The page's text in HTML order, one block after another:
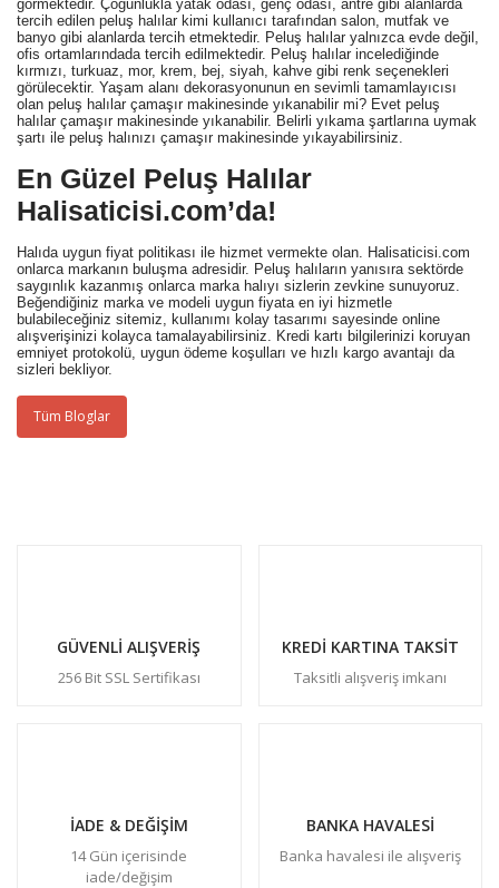
görmektedir. Çoğunlukla yatak odası, genç odası, antre gibi alanlarda
tercih edilen peluş halılar kimi kullanıcı tarafından salon, mutfak ve
banyo gibi alanlarda tercih etmektedir. Peluş halılar yalnızca evde değil,
ofis ortamlarındada tercih edilmektedir. Peluş halılar incelediğinde
kırmızı, turkuaz, mor, krem, bej, siyah, kahve gibi renk seçenekleri
görülecektir. Yaşam alanı dekorasyonunun en sevimli tamamlayıcısı
olan peluş halılar çamaşır makinesinde yıkanabilir mi? Evet peluş
halılar çamaşır makinesinde yıkanabilir. Belirli yıkama şartlarına uymak
şartı ile peluş halınızı çamaşır makinesinde yıkayabilirsiniz.
En Güzel Peluş Halılar
Halisaticisi.com’da!
Halıda uygun fiyat politikası ile hizmet vermekte olan. Halisaticisi.com
onlarca markanın buluşma adresidir. Peluş halıların yanısıra sektörde
saygınlık kazanmış onlarca marka halıyı sizlerin zevkine sunuyoruz.
Beğendiğiniz marka ve modeli uygun fiyata en iyi hizmetle
bulabileceğiniz sitemiz, kullanımı kolay tasarımı sayesinde online
alışverişinizi kolayca tamalayabilirsiniz. Kredi kartı bilgilerinizi koruyan
emniyet protokolü, uygun ödeme koşulları ve hızlı kargo avantajı da
sizleri bekliyor.
Tüm Bloglar
GÜVENLİ ALIŞVERİŞ
256 Bit SSL Sertifikası
KREDİ KARTINA TAKSİT
Taksitli alışveriş imkanı
İADE & DEĞİŞİM
14 Gün içerisinde
iade/değişim
BANKA HAVALESİ
Banka havalesi ile alışveriş